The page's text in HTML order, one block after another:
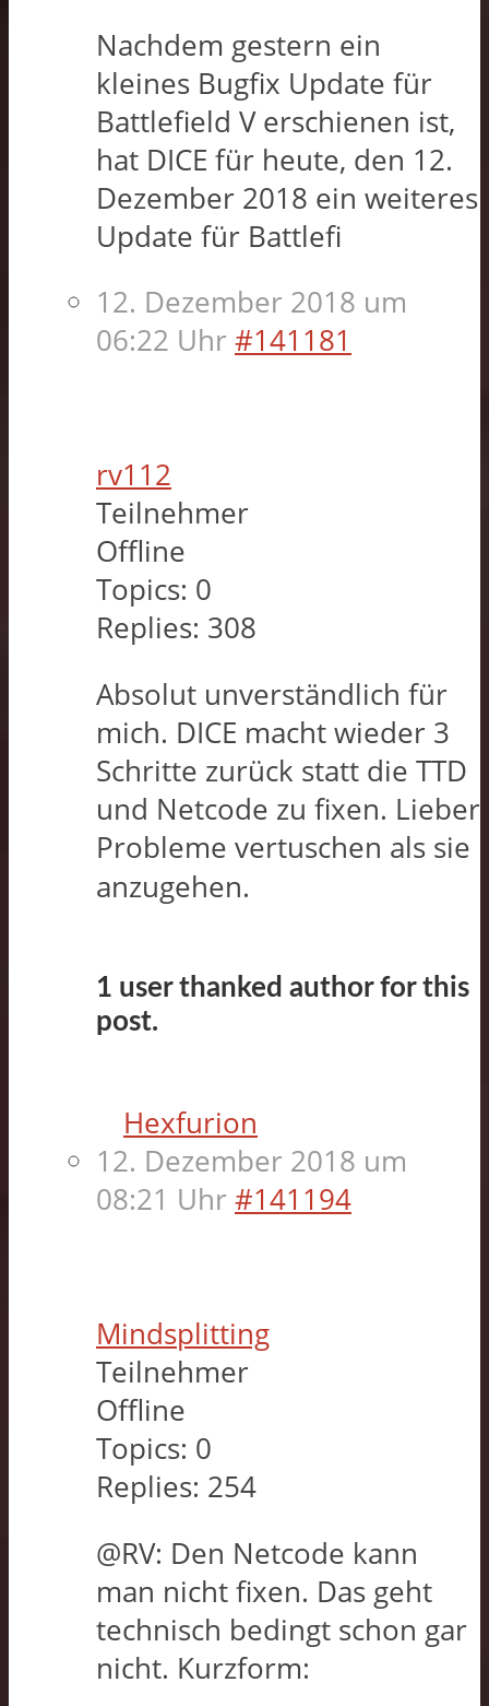
Nachdem gestern ein
kleines Bugfix Update für
Battlefield V erschienen ist,
hat DICE für heute, den 12.
Dezember 2018 ein weiteres
Update für Battlefi
12. Dezember 2018 um
06:22 Uhr #141181
rv112
Teilnehmer
Offline
Topics: 0
Replies: 308
Absolut unverständlich für
mich. DICE macht wieder 3
Schritte zurück statt die TTD
und Netcode zu fixen. Lieber
Probleme vertuschen als sie
anzugehen.
1 user thanked author for this
post.
Hexfurion
12. Dezember 2018 um
08:21 Uhr #141194
Mindsplitting
Teilnehmer
Offline
Topics: 0
Replies: 254
@RV: Den Netcode kann
man nicht fixen. Das geht
technisch bedingt schon gar
nicht. Kurzform: